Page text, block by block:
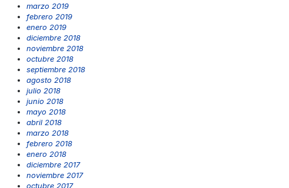
marzo 2019
febrero 2019
enero 2019
diciembre 2018
noviembre 2018
octubre 2018
septiembre 2018
agosto 2018
julio 2018
junio 2018
mayo 2018
abril 2018
marzo 2018
febrero 2018
enero 2018
diciembre 2017
noviembre 2017
octubre 2017